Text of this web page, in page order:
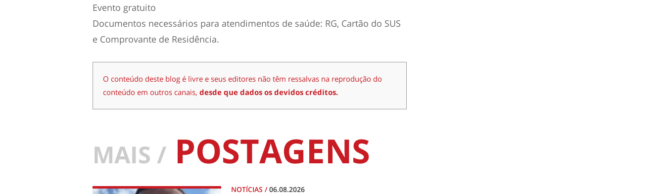
Evento gratuito
Documentos necessários para atendimentos de saúde: RG, Cartão do SUS
e Comprovante de Residência.
O conteúdo deste blog é livre e seus editores não têm ressalvas na reprodução do
conteúdo em outros canais, desde que dados os devidos créditos.
MAIS / POSTAGENS
NOTÍCIAS /06.08.2026